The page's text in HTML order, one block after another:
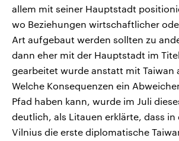
allem mit seiner Hauptstadt
wo Beziehungen wirtschaftlicher
Art aufgebaut werden sollten zu
dann eher mit der Hauptstadt im
gearbeitet wurde anstatt mit Taiwan
Welche Konsequenzen ein
Pfad haben kann, wurde im Juli
deutlich, als Litauen erklärte, dass
Vilnius die erste diplomatische